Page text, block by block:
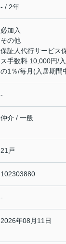
- / 2年
必加入
その他
保証人代行サービス
ス手数料 10,000円/
の1％/毎月(入居期間
-
仲介 / 一般
21戸
102303880
-
2026年08月11日